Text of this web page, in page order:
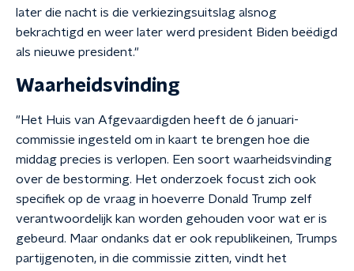
later die nacht is die verkiezingsuitslag alsnog
bekrachtigd en weer later werd president Biden beëdigd
als nieuwe president."
Waarheidsvinding
"Het Huis van Afgevaardigden heeft de 6 januari-
commissie ingesteld om in kaart te brengen hoe die
middag precies is verlopen. Een soort waarheidsvinding
over de bestorming. Het onderzoek focust zich ook
specifiek op de vraag in hoeverre Donald Trump zelf
verantwoordelijk kan worden gehouden voor wat er is
gebeurd. Maar ondanks dat er ook republikeinen, Trumps
partijgenoten, in die commissie zitten, vindt het